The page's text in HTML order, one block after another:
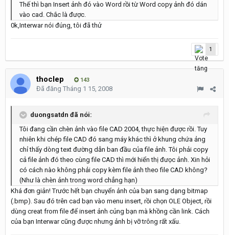
Thế thì bạn Insert ảnh đó vào Word rồi từ Word copy ảnh đó dán
vào cad. Chắc là được.
0k,Interwar nói đúng, tôi đã thử
1
thoclep 143
Đã đăng Tháng 1 15, 2008
duongsatdn đã nói:
Tôi đang cần chèn ảnh vào file CAD 2004, thực hiện được rồi. Tuy
nhiên khi chép file CAD đó sang máy khác thì ở khung chứa ảng
chỉ thấy dòng text đường dẫn ban đầu của file ảnh. Tôi phải copy
cả file ảnh đó theo cùng file CAD thì mới hiển thị đưọc ảnh. Xin hỏi
có cách nào không phải copy kèm file ảnh theo file CAD không?
(Như là chèn ảnh trong word chẳng hạn)
Khá đơn giản! Trước hết bạn chuyển ảnh của bạn sang dạng bitmap
(.bmp). Sau đó trên cad bạn vào menu insert, rồi chọn OLE Object, rồi
dùng creat from file để insert ảnh củng bạn mà khồng cần link. Cách
của bạn Interwar cũng được nhưng ảnh bị vỡ trông rất xấu.